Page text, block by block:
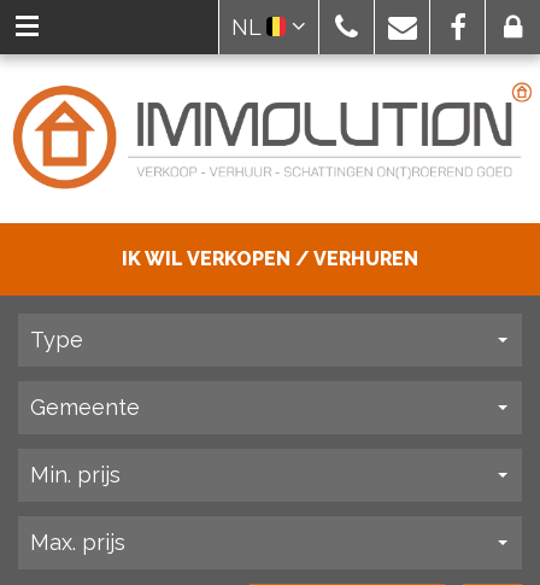
NL
IK WIL VERKOPEN / VERHUREN
Type
Gemeente
Min. prijs
Max. prijs